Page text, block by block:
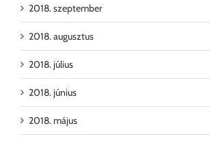
2018. szeptember
2018. augusztus
2018. július
2018. június
2018. május